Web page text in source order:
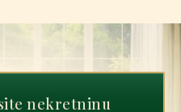
nekretninu